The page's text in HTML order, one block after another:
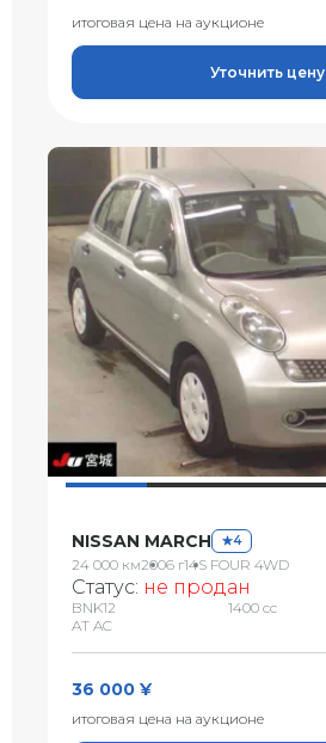
итоговая цена на аукционе
Уточнить цену
NISSAN MARCH 4
24 000 км2006 г14S FOUR 4WD
Статус: не продан
BNK12
AT AC
1400 сс
36 000 ¥
итоговая цена на аукционе